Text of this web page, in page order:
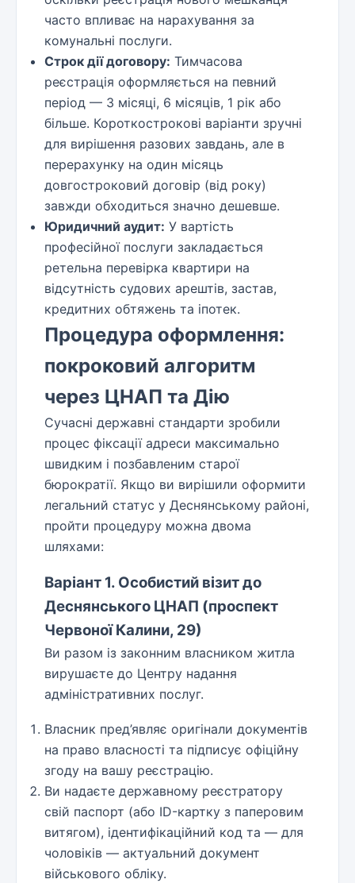
часто впливає на нарахування за
комунальні послуги.
Строк дії договору: Тимчасова
реєстрація оформляється на певний
період — 3 місяці, 6 місяців, 1 рік або
більше. Короткострокові варіанти зручні
для вирішення разових завдань, але в
перерахунку на один місяць
довгостроковий договір (від року)
завжди обходиться значно дешевше.
Юридичний аудит: У вартість
професійної послуги закладається
ретельна перевірка квартири на
відсутність судових арештів, застав,
кредитних обтяжень та іпотек.
Процедура оформлення:
покроковий алгоритм
через ЦНАП та Дію
Сучасні державні стандарти зробили
процес фіксації адреси максимально
швидким і позбавленим старої
бюрократії. Якщо ви вирішили оформити
легальний статус у Деснянському районі,
пройти процедуру можна двома
шляхами:
Варіант 1. Особистий візит до
Деснянського ЦНАП (проспект
Червоної Калини, 29)
Ви разом із законним власником житла
вирушаєте до Центру надання
адміністративних послуг.
Власник пред’являє оригінали документів
на право власності та підписує офіційну
згоду на вашу реєстрацію.
Ви надаєте державному реєстратору
свій паспорт (або ID-картку з паперовим
витягом), ідентифікаційний код та — для
чоловіків — актуальний документ
військового обліку.